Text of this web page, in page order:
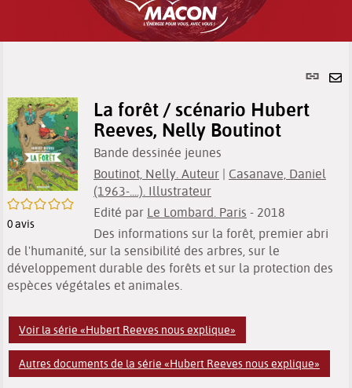
Lien
/5
0avis
La forêt / scénario Hubert
Reeves, Nelly Boutinot
Bande dessinée jeunes
Boutinot, Nelly. Auteur | Casanave, Daniel
(1963-....). Illustrateur
Edité par Le Lombard. Paris - 2018
Des informations sur la forêt, premier abri
de l'humanité, sur la sensibilité des arbres, sur le
développement durable des forêts et sur la protection des
espèces végétales et animales.
Voir la série «Hubert Reeves nous explique»
Autres documents de la série «Hubert Reeves nous explique»